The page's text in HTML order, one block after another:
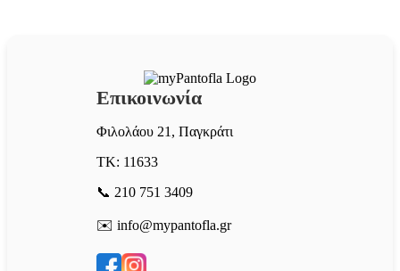
Επικοινωνία
Φιλολάου 21, Παγκράτι
ΤΚ: 11633
📞 210 751 3409
✉️ info@mypantofla.gr